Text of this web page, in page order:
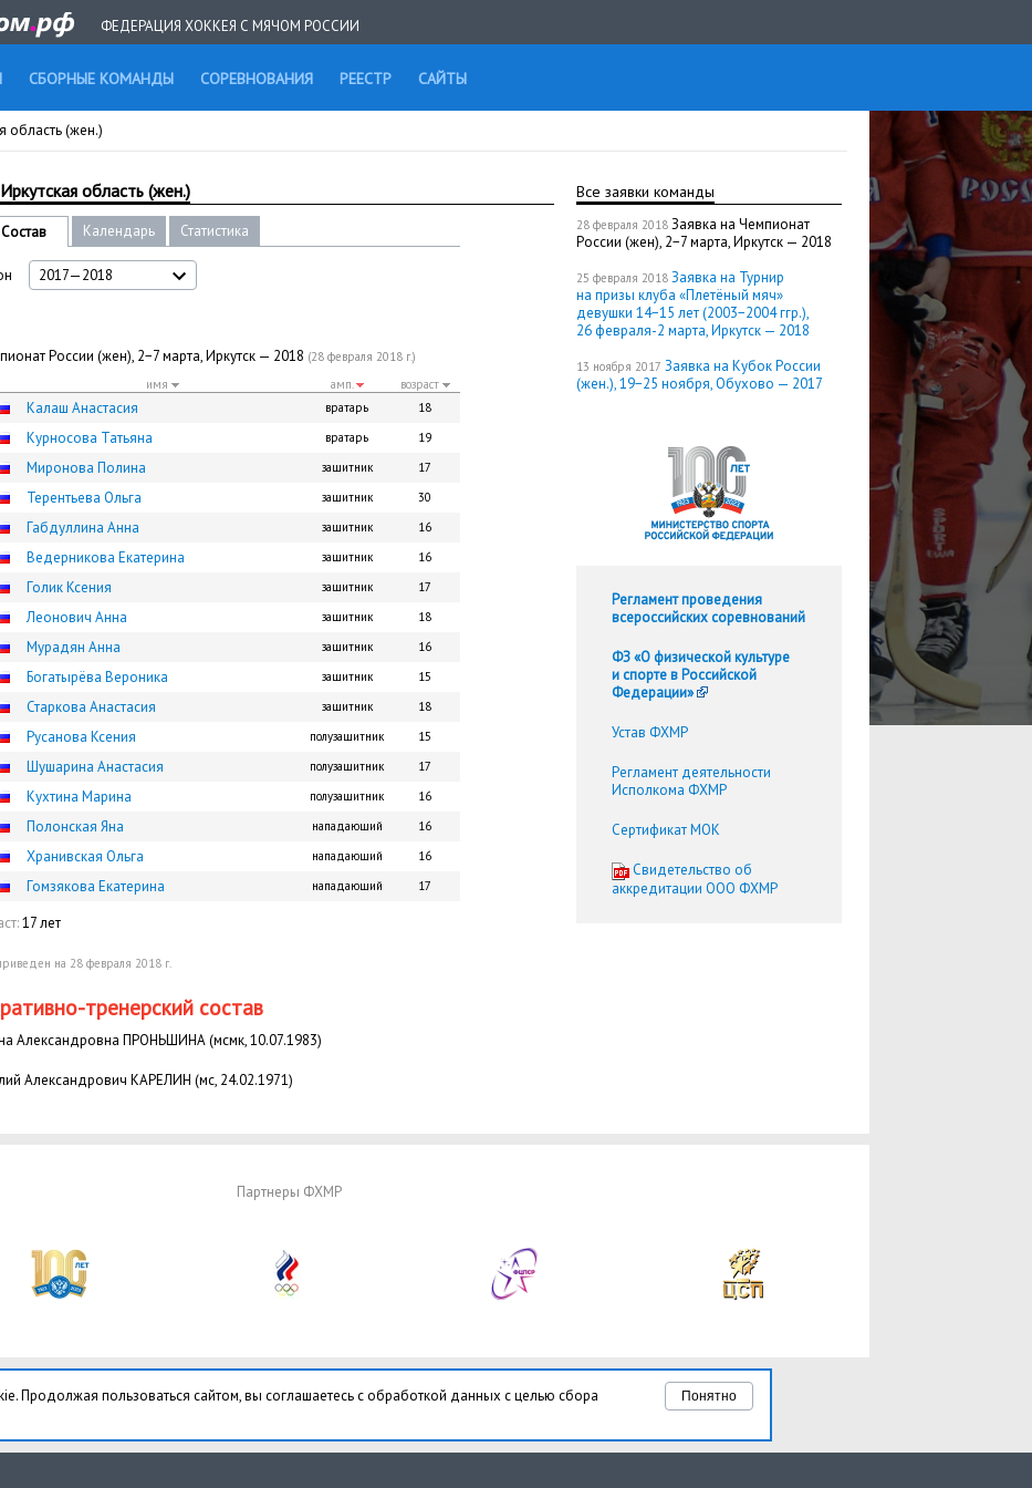
ФЕДЕРАЦИЯ ХОККЕЯ С МЯЧОМ РОССИИ
СБОРНЫЕ КОМАНДЫ СОРЕВНОВАНИЯ РЕЕСТР САЙТЫ
область (жен.)
Все заявки команды
28 февраля 2018 Заявка на Чемпионат
России (жен), 2−7 марта, Иркутск — 2018
25 февраля 2018 Заявка на Турнир
на призы клуба «Плетёный мяч»
девушки 14−15 лет (2003−2004 ггр.),
26 февраля-2 марта, Иркутск — 2018
13 ноября 2017 Заявка на Кубок России
(жен.), 19−25 ноября, Обухово — 2017
Регламент проведения
всероссийских соревнований
ФЗ «О физической культуре
и спорте в Российской
Федерации»
Устав ФХМР
Регламент деятельности
Исполкома ФХМР
Сертификат МОК
Cвидетельство об
аккредитации ООО ФХМР
область (жен.)
Состав Календарь Статистика
2017—2018
России (жен), 2−7 марта, Иркутск — 2018 (28 февраля 2018 г.)
имя амп. возраст
Калаш Анастасия вратарь 18
Курносова Татьяна вратарь 19
Миронова Полина защитник 17
Терентьева Ольга защитник 30
Габдуллина Анна защитник 16
Ведерникова Екатерина защитник 16
Голик Ксения защитник 17
Леонович Анна защитник 18
Мурадян Анна защитник 16
Богатырёва Вероника защитник 15
Старкова Анастасия защитник 18
Русанова Ксения полузащитник 15
Шушарина Анастасия полузащитник 17
Кухтина Марина полузащитник 16
Полонская Яна нападающий 16
Хранивская Ольга нападающий 16
Гомзякова Екатерина нападающий 17
17 лет
на 28 февраля 2018 г.
тренерский состав
Александровна ПРОНЬШИНА (мсмк, 10.07.1983)
Александрович КАРЕЛИН (мс, 24.02.1971)
Партнеры ФХМР
Понятно
Продолжая пользоваться сайтом, вы соглашаетесь с обработкой данных с целью сбора